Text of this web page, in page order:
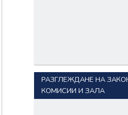
РАЗГЛЕЖДАНЕ НА
КОМИСИИ И ЗАЛА